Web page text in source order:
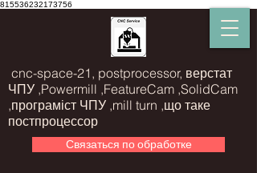
815536232173756
cnc-space-21, postprocessor, верстат
ЧПУ ,Powermill ,FeatureCam ,SolidCam
,програміст ЧПУ ,mill turn ,що таке
постпроцессор
Связаться по обработке